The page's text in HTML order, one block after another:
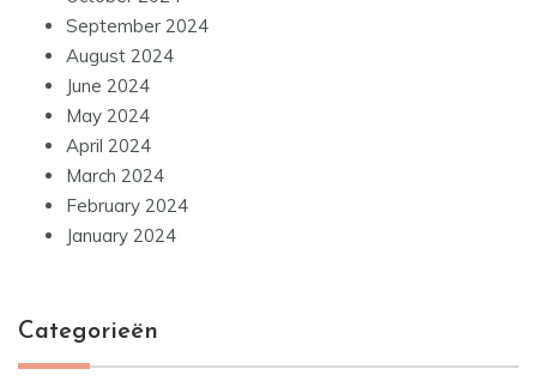
September 2024
August 2024
June 2024
May 2024
April 2024
March 2024
February 2024
January 2024
Categorieën